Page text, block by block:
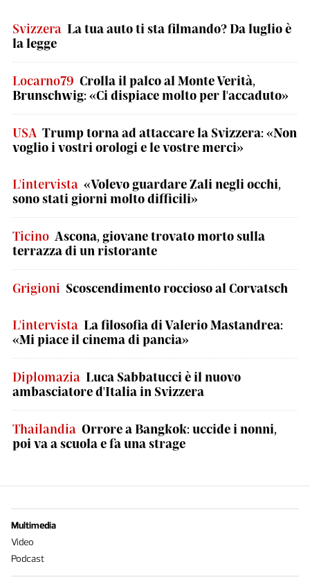
Svizzera La tua auto ti sta filmando? Da luglio è
la legge
Locarno79 Crolla il palco al Monte Verità,
Brunschwig: «Ci dispiace molto per l'accaduto»
USA Trump torna ad attaccare la Svizzera: «Non
voglio i vostri orologi e le vostre merci»
L'intervista «Volevo guardare Zali negli occhi,
sono stati giorni molto difficili»
Ticino Ascona, giovane trovato morto sulla
terrazza di un ristorante
Grigioni Scoscendimento roccioso al Corvatsch
L'intervista La filosofia di Valerio Mastandrea:
«Mi piace il cinema di pancia»
Diplomazia Luca Sabbatucci è il nuovo
ambasciatore d'Italia in Svizzera
Thailandia Orrore a Bangkok: uccide i nonni,
poi va a scuola e fa una strage
Multimedia
Video
Podcast